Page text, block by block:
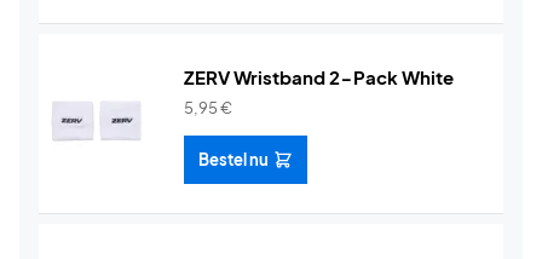
ZERV Wristband 2-Pack White
5,95€
Bestel nu